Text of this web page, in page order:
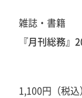
雑誌・書籍
『月刊総務』
1,100円（税込）